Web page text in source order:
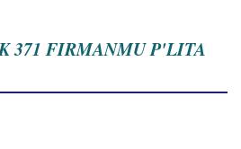
371 FIRMANMU P'LITA